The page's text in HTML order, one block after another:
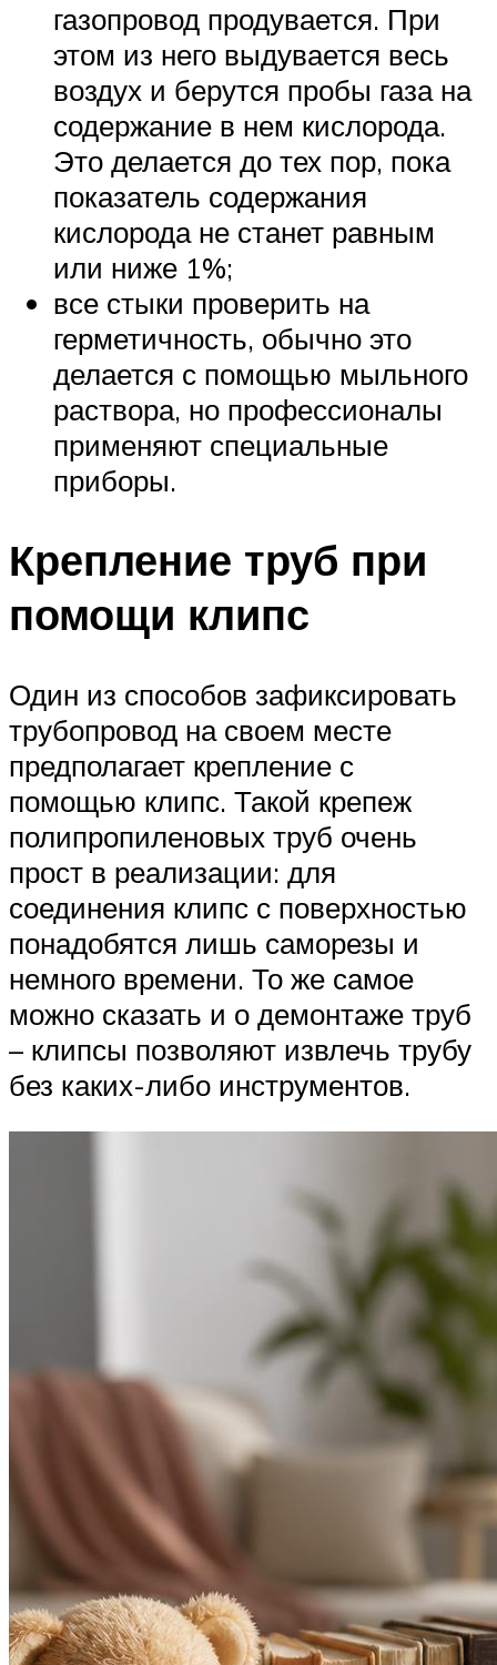
газопровод продувается. При
этом из него выдувается весь
воздух и берутся пробы газа на
содержание в нем кислорода.
Это делается до тех пор, пока
показатель содержания
кислорода не станет равным
или ниже 1%;
все стыки проверить на
герметичность, обычно это
делается с помощью мыльного
раствора, но профессионалы
применяют специальные
приборы.
Крепление труб при
помощи клипс
Один из способов зафиксировать
трубопровод на своем месте
предполагает крепление с
помощью клипс. Такой крепеж
полипропиленовых труб очень
прост в реализации: для
соединения клипс с поверхностью
понадобятся лишь саморезы и
немного времени. То же самое
можно сказать и о демонтаже труб
– клипсы позволяют извлечь трубу
без каких-либо инструментов.